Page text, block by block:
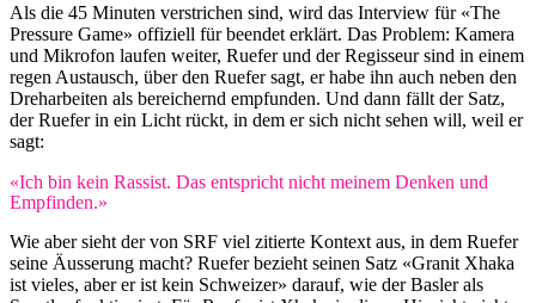
Als die 45 Minuten verstrichen sind, wird das Interview für «The
Pressure Game» offiziell für beendet erklärt. Das Problem: Kamera
und Mikrofon laufen weiter, Ruefer und der Regisseur sind in einem
regen Austausch, über den Ruefer sagt, er habe ihn auch neben den
Dreharbeiten als bereichernd empfunden. Und dann fällt der Satz,
der Ruefer in ein Licht rückt, in dem er sich nicht sehen will, weil er
sagt:
«Ich bin kein Rassist. Das entspricht nicht meinem Denken und
Empfinden.»
Wie aber sieht der von SRF viel zitierte Kontext aus, in dem Ruefer
seine Äusserung macht? Ruefer bezieht seinen Satz «Granit Xhaka
ist vieles, aber er ist kein Schweizer» darauf, wie der Basler als